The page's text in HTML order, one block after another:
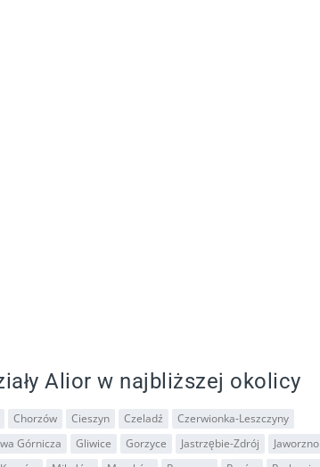
Alior w najbliższej okolicy
Chorzów Cieszyn Czeladź
Czerwionka-Leszczyny
Górnicza Gliwice Gorzyce Jastrzębie-Zdrój
Jaworzno